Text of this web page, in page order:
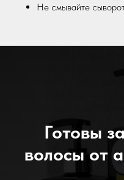
Не смывайте
Готовы
волосы от